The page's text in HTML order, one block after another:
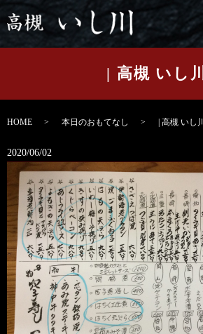
| 高槻 いし川
HOME 本日のおもてなし | 高槻 いし川
2020/06/02